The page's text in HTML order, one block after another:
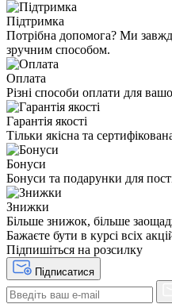
Підтримка
Потрібна допомога? Ми
зручним способом.
Оплата
Різні способи оплати для
Гарантія якості
Тільки якісна та
Бонуси
Бонуси та подарунки для
Знижки
Більше знижок, більше
Бажаєте бути в курсі всіх
Підпишіться на розсилку
Підписатися